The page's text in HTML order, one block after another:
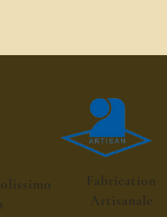
Fabrication
Artisanale